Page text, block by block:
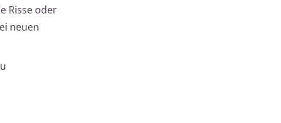
Risse oder
neuen